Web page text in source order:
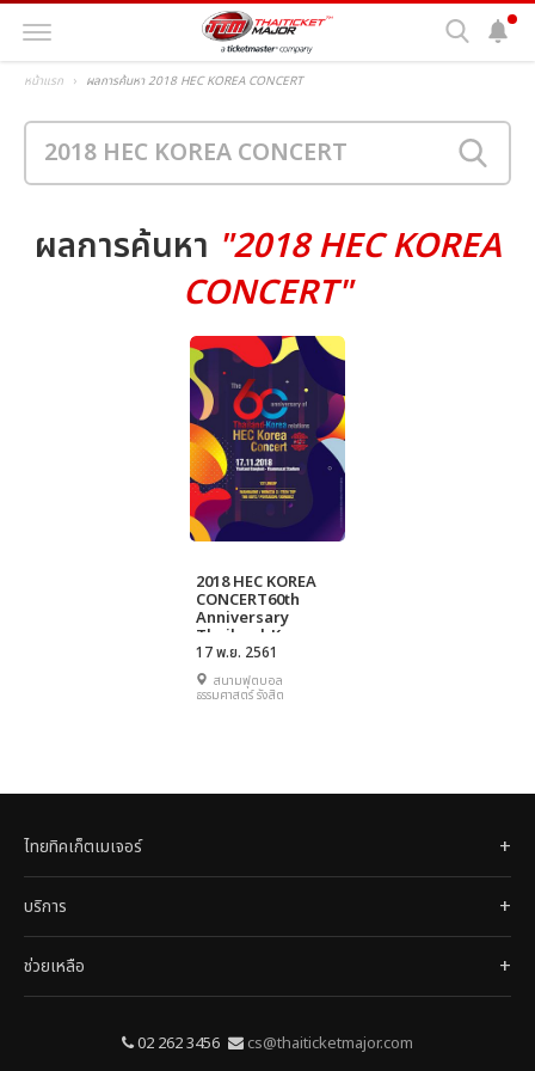
หน้าแรก ผลการค้นหา 2018 HEC KOREA CONCERT
ผลการค้นหา "2018 HEC KOREA
CONCERT"
2018 HEC KOREA
CONCERT60th
Anniversary
Thailand-Korea
relations
17 พ.ย. 2561
สนามฟุตบอล
ธรรมศาสตร์ รังสิต
ไทยทิคเก็ตเมเจอร์
บริการ
ช่วยเหลือ
02 262 3456 cs@thaiticketmajor.com